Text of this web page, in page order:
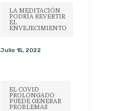
LA MEDITACIÓN
PODRÍA REVERTIR
EL
ENVEJECIMIENTO
Julio 15, 2022
EL COVID
PROLONGADO
PUEDE GENERAR
PROBLEMAS